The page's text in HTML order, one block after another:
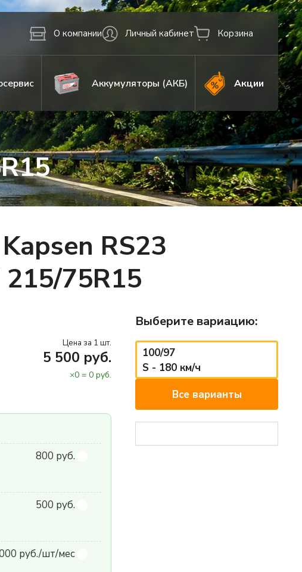
О компании Личный кабинет Корзина
Аккумуляторы (АКБ) Акции
RS23
75R15
Цена за 1 шт.
5 500 руб.
×0 = 0 руб.
800 руб.
500 руб.
руб./шт/мес
Выберите вариацию:
100/97
S - 180 км/ч
Все варианты